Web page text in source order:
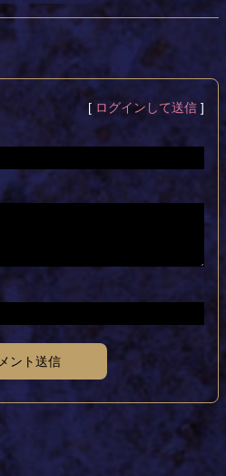
[ ログインして送信 ]
ント送信